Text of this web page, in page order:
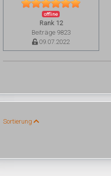
offline
Rank 12
Beiträge 9823
09.07.2022
Sortierung